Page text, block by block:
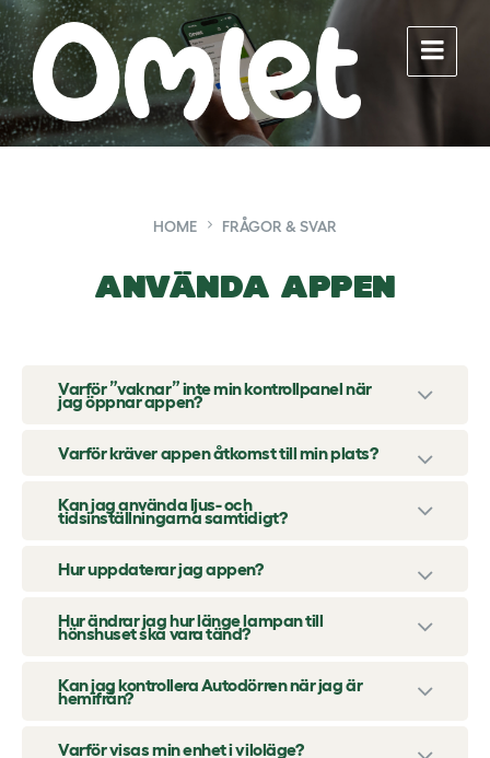
Skip
to
content
Skip
to
main
navigation
Skip
to
footer
HOME FRÅGOR & SVAR
Använda appen
Varför ”vaknar” inte min kontrollpanel när
jag öppnar appen?
Varför kräver appen åtkomst till min plats?
Kan jag använda ljus- och
tidsinställningarna samtidigt?
Hur uppdaterar jag appen?
Hur ändrar jag hur länge lampan till
hönshuset ska vara tänd?
Kan jag kontrollera Autodörren när jag är
hemifrån?
Varför visas min enhet i viloläge?